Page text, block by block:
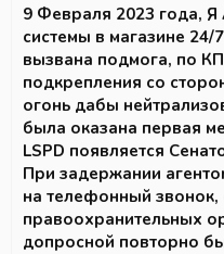
9 Февраля 2023 года, Я
системы в магазине
вызвана подмога, по
подкрепления со
огонь дабы
была оказана первая
LSPD появляется
При задержании
на телефонный звонок,
правоохранительных
допросной повторно